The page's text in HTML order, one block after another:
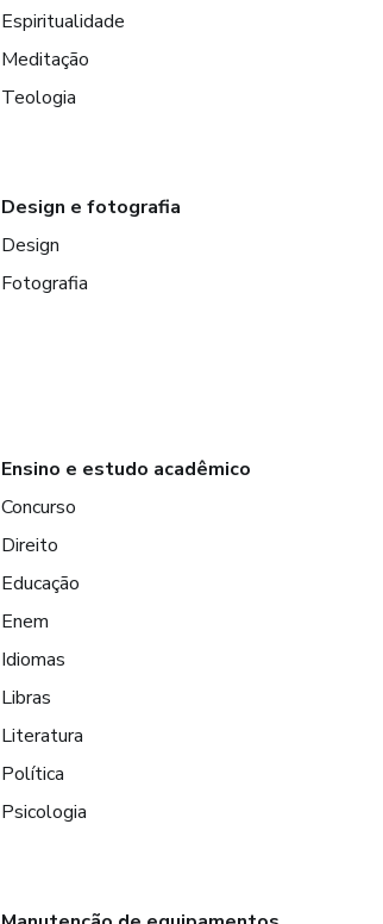
Espiritualidade
Meditação
Teologia
Design e fotografia
Design
Fotografia
Ensino e estudo acadêmico
Concurso
Direito
Educação
Enem
Idiomas
Libras
Literatura
Política
Psicologia